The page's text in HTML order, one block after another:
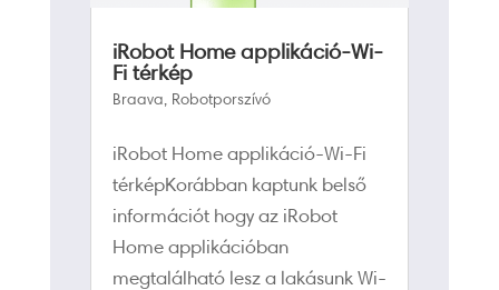
iRobot Home applikáció-Wi-
Fi térkép
Braava Robotporszívó
iRobot Home applikáció-Wi-Fi
térképKorábban kaptunk belső
információt hogy az iRobot
Home applikációban
megtalálható lesz a lakásunk Wi-